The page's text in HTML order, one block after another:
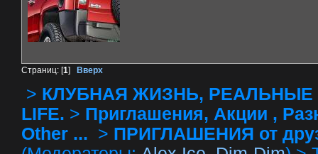
Страниц: [1] Вверх
> КЛУБНАЯ ЖИЗНЬ, РЕАЛЬНЫЕ
LIFE. > Приглашения, Акции ,
Other ... > ПРИГЛАШЕНИЯ от